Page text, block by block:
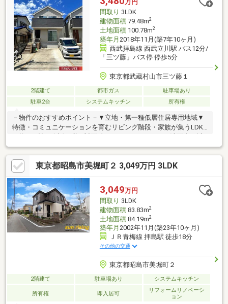
り。※駐車台数は車種によります。 ※私道負担面積有：64平米
（持分43/645）
万円
間取り 3LDK
建物面積79.48m2
土地面積100.78m2
築年月 2018年11月(築7年10ヶ月)
西武拝島線 西武立川駅 バス12分/
「三ツ藤」バス停 停歩5分
東京都武蔵村山市三ツ藤１
2階建て 都市ガス
駐車場あり
駐車2台
システムキッチン 所有権
－物件のおすすめポイント－▼立地・第一種低層住居専用地域▼
特徴・コミュニケーションを育むリビング階段・家族が集うLDK
は約16.0帖・会話が弾む対面式キッチン・キッチンと洗面室が近
く、家事動線良好・小屋裏収納等の収納を設置・2部屋に面するバ
ルコニー、陽当り良好・駐車2台可能(車種による)▼設備・宅配ボ
ックス・TVモニタ付インターホン▼周辺環境・TAIRAYA武蔵村山
店 徒歩8分(約630m)・武蔵村山市立第八小学校 徒歩3分(約220m)■
ご希望の住まい探しをお手伝いします ━━━━━・・・物件の詳
細・ご相談はお気軽にお問い合わせください。
東京都昭島市美堀町２ 3,049万円 3LDK
3,049万円
間取り 3LDK
建物面積83.83m2
土地面積84.19m2
築年月 2002年11月(築23年10ヶ月)
ＪＲ青梅線 拝島駅 徒歩18分
その他の交通
東京都昭島市美堀町２
2階建て 駐車場あり システムキッチン
所有権 即入居可
リフォームリノベーシ
ョン